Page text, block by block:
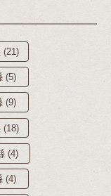
(21)
(5)
(9)
(18)
(4)
(4)